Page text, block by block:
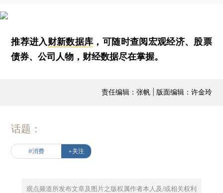
推荐进入财新数据库 ，可随时查阅宏观经济、股票
债券、公司人物，财经数据尽在掌握。
责任编辑：张帆 | 版面编辑：许金玲
话题：
#消费 +关注
观点频道所发布文章及图片之版权属作者本人及/或相关权利